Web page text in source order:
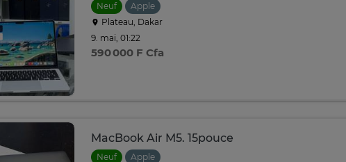
Neuf
Apple
Plateau, Dakar
9. mai, 01:22
590 000 F Cfa
MacBook Air M5. 15pouce
Neuf
Apple